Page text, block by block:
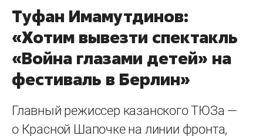
Туфан Имамутдинов:
«Хотим вывезти спектакль
«Война глазами детей» на
фестиваль в Берлин»
Главный режиссер казанского ТЮЗа —
о Красной Шапочке на линии фронта,